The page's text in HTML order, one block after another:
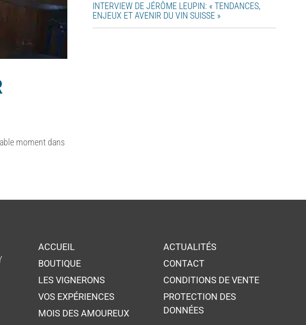
moment dans
INTERVIEW DE JÉRÔME LEUPIN: « TENDANCES,
ENJEUX ET AVENIR DU VIN SUISSE »
ACCUEIL
BOUTIQUE
LES VIGNERONS
VOS EXPÉRIENCES
MOIS DES AMOUREUX
ACTUALITÉS
CONTACT
CONDITIONS DE VENTE
PROTECTION DES
DONNÉES